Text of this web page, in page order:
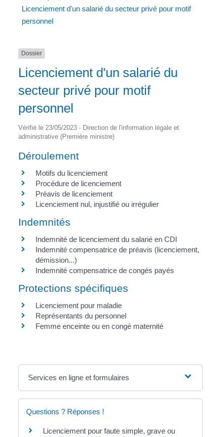
Licenciement d'un salarié du secteur privé pour motif
personnel
Dossier
Licenciement d'un salarié du
secteur privé pour motif
personnel
Vérifié le 23/05/2023 - Direction de l'information légale et
administrative (Première ministre)
Déroulement
Motifs du licenciement
Procédure de licenciement
Préavis de licenciement
Licenciement nul, injustifié ou irrégulier
Indemnités
Indemnité de licenciement du salarié en CDI
Indemnité compensatrice de préavis (licenciement,
démission...)
Indemnité compensatrice de congés payés
Protections spécifiques
Licenciement pour maladie
Représentants du personnel
Femme enceinte ou en congé maternité
Services en ligne et formulaires
Questions ? Réponses !
Licenciement pour faute simple, grave ou